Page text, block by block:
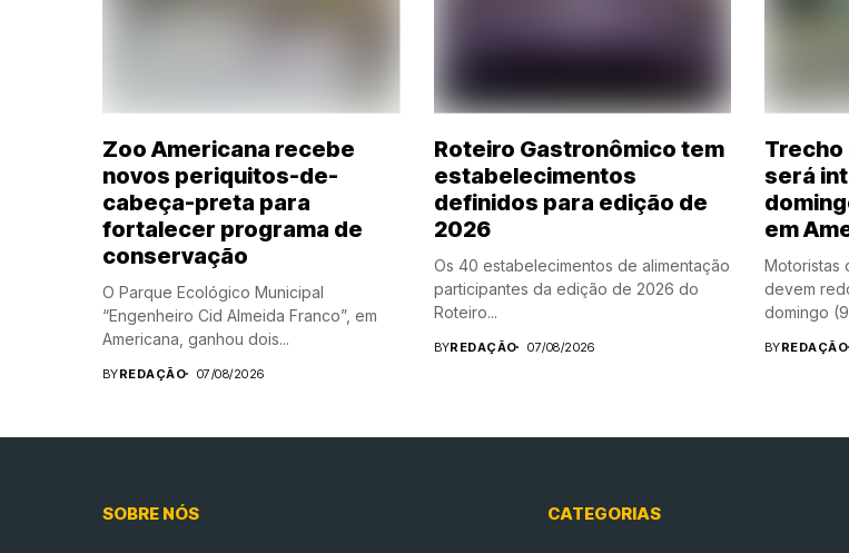
Zoo Americana recebe
novos periquitos-de-
cabeça-preta para
fortalecer programa de
conservação
O Parque Ecológico Municipal
“Engenheiro Cid Almeida Franco”, em
Americana, ganhou dois...
BYREDAÇÃO 07/08/2026
Roteiro Gastronômico tem
estabelecimentos
definidos para edição de
2026
Os 40 estabelecimentos de alimentação
participantes da edição de 2026 do
Roteiro...
BYREDAÇÃO 07/08/2026
Trecho
será
em
Motoristas
devem
domingo
BYREDAÇÃO
SOBRE NÓS CATEGORIAS